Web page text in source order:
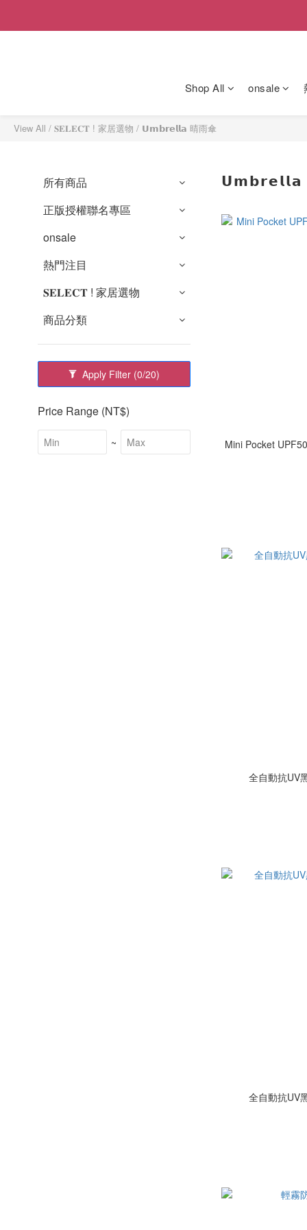
Shop All onsale
View All / 𝐒𝐄𝐋𝐄𝐂𝐓 ! 家居選物 / 𝗨𝗺𝗯𝗿𝗲𝗹𝗹𝗮 晴雨傘
所有商品
正版授權聯名專區
onsale
熱門注目
𝐒𝐄𝐋𝐄𝐂𝐓 ! 家居選物
商品分類
Apply Filter (0/20)
Price Range (NT$)
~
𝗨𝗺𝗯𝗿𝗲𝗹𝗹𝗮
Mini Pocket
全自動抗UV
全自動抗UV